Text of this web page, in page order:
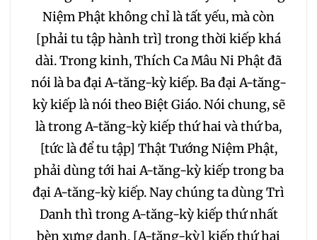
124 125 126 127
128 129 130 131
132 133 134 135
136 137 138 139
140 141 142 143
Niệm Phật không chỉ là tất yếu, mà còn
[phải tu tập hành trì] trong thời kiếp khá
dài. Trong kinh, Thích Ca Mâu Ni Phật đã
nói là ba đại A-tăng-kỳ kiếp. Ba đại A-tăng-
kỳ kiếp là nói theo Biệt Giáo. Nói chung, sẽ
là trong A-tăng-kỳ kiếp thứ hai và thứ ba,
[tức là để tu tập] Thật Tướng Niệm Phật,
phải dùng tới hai A-tăng-kỳ kiếp trong ba
đại A-tăng-kỳ kiếp. Nay chúng ta dùng Trì
Danh thì trong A-tăng-kỳ kiếp thứ nhất
bèn xưng danh, [A-tăng-kỳ] kiếp thứ hai